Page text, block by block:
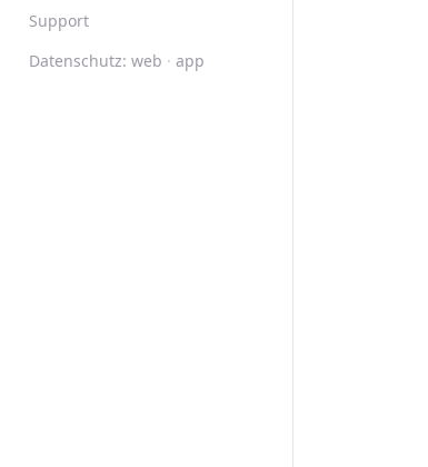
Support
Datenschutz: web · app